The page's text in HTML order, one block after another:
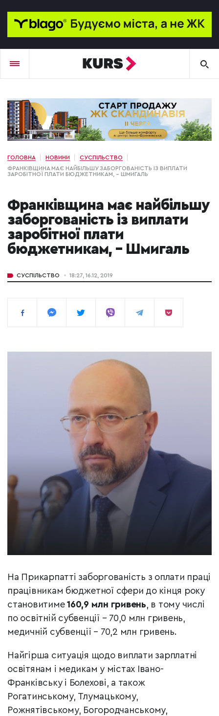
ГОЛОВНА НОВИНИ
СУСПІЛЬСТВО
ФРАНКІВЩИНА МАЄ НАЙБІЛЬШУ ЗАБОРГОВАНІСТЬ ІЗ ВИПЛАТИ
ЗАРОБІТНОЇ ПЛАТИ БЮДЖЕТНИКАМ, – ШМИГАЛЬ
Франківщина має найбільшу
заборгованість із виплати
заробітної плати
бюджетникам, – Шмигаль
СУСПІЛЬСТВО 18:27, 16.12, 2019
На Прикарпатті заборгованість з оплати праці
працівникам бюджетної сфери до кінця року
становитиме 160,9 млн гривень, в тому числі
по освітній субвенції – 70,0 млн гривень,
медичній субвенції – 70,2 млн гривень.
Найгірша ситуація щодо виплати зарплатні
освітянам і медикам у містах Івано-
Франківську і Болехові, а також
Рогатинському, Тлумацькому,
Рожнятівському, Богородчанському,